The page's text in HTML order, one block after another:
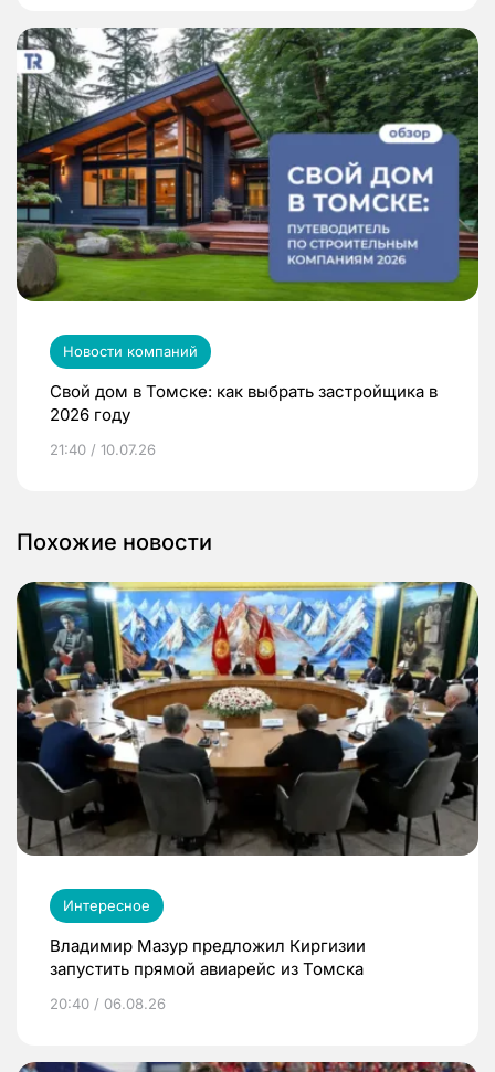
Новости компаний
Свой дом в Томске: как выбрать застройщика в
2026 году
21:40 / 10.07.26
Похожие новости
Интересное
Владимир Мазур предложил Киргизии
запустить прямой авиарейс из Томска
20:40 / 06.08.26